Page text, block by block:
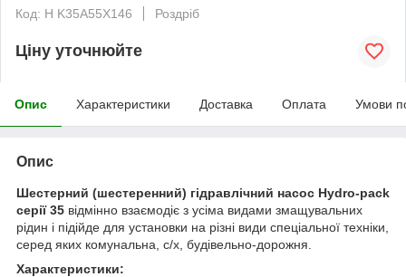
Код: H K35A55X146
Роздріб
Ціну уточнюйте
Опис Характеристики Доставка Оплата Умови
Опис
Шестерний (шестеренний) гідравлічний насос Hydro-pack
серії 35 відмінно взаємодіє з усіма видами змащувальних
рідин і підійде для установки на різні види спеціальної техніки,
серед яких комунальна, с/х, будівельно-дорожня.
Характеристики: